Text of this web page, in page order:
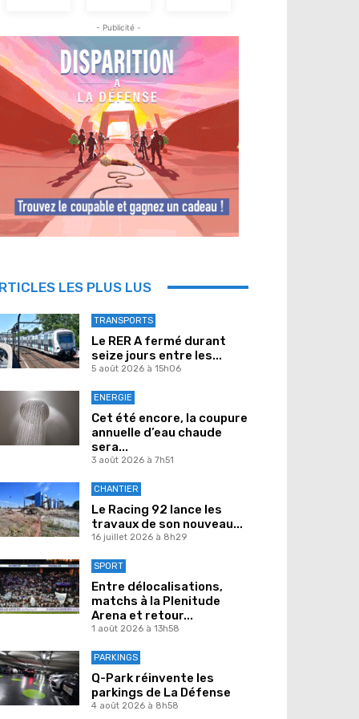
- Publicité -
LES PLUS LUS
TRANSPORTS
Le RER A fermé durant
seize jours entre les...
5 août 2026 à 15h06
ENERGIE
Cet été encore, la coupure
annuelle d’eau chaude
sera...
3 août 2026 à 7h51
CHANTIER
Le Racing 92 lance les
travaux de son nouveau...
16 juillet 2026 à 8h29
SPORT
Entre délocalisations,
matchs à la Plenitude
Arena et retour...
1 août 2026 à 13h58
PARKINGS
Q-Park réinvente les
parkings de La Défense
4 août 2026 à 8h58